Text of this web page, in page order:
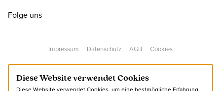
36 ( 3½ ) CHF 80.00 nur noch wenige verfügbar
Folge uns
Impressum Datenschutz AGB Cookies
Diese Website verwendet Cookies